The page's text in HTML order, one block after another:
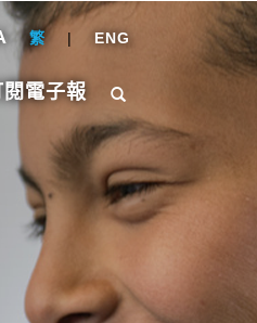
繁 | ENG
閱電子報